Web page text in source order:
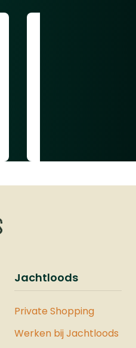
Jachtloods
Private Shopping
Werken bij Jachtloods